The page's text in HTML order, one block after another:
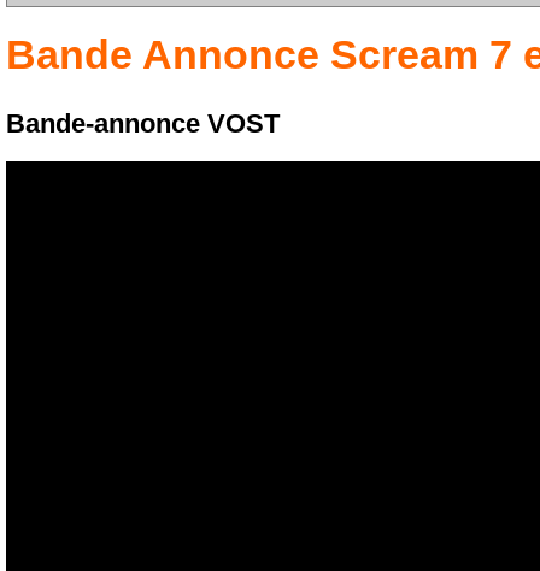
Bande Annonce Scream 7
Bande-annonce VOST